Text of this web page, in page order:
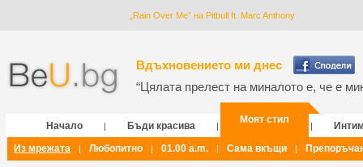
„Rain Over Me” на Pitbull ft. Marc Anthony
Вдъхновението ми днес
“Цялата прелест на миналото е, че е
Начало | Бъди красива |
Моят стил
|
Из мрежата
| Любопитно | 01.00 a.m. | Сама вкъщи |